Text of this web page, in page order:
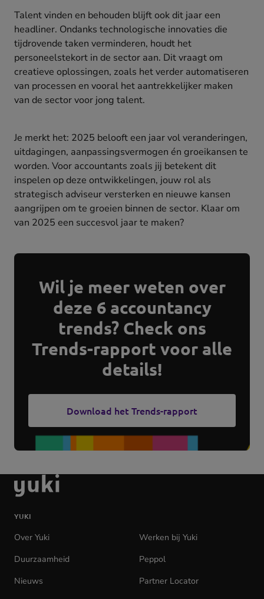
Talent vinden en behouden blijft ook dit jaar een
headliner. Ondanks technologische innovaties die
tijdrovende taken verminderen, houdt het
personeelstekort in de sector aan. Dit vraagt om
creatieve oplossingen, zoals het verder automatiseren
van processen en vooral het aantrekkelijker maken
van de sector voor jong talent.
Je merkt het: 2025 belooft een jaar vol veranderingen,
uitdagingen, aanpassingsvermogen én groeikansen te
worden. Voor accountants zoals jij betekent dit
inspelen op deze ontwikkelingen, jouw rol als
strategisch adviseur versterken en nieuwe kansen
aangrijpen om te groeien binnen de sector. Klaar om
van 2025 een succesvol jaar te maken?
Wil je meer weten over
deze 6 accountancy
trends? Check ons
Trends-rapport voor alle
Download het Trends-rapport
Ga
naar
homepage
YUKI
Over Yuki Werken bij Yuki
Duurzaamheid
Peppol
Nieuws
Partner Locator